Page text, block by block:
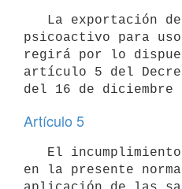
psicoactivo para
regirá por lo
artículo 5 del
Artículo 5
en la presente